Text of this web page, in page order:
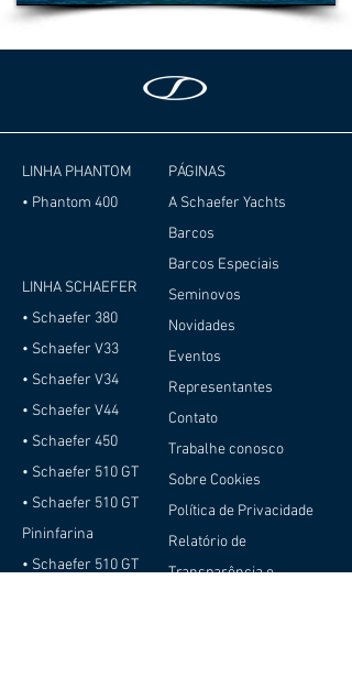
LINHA PHANTOM
• Phantom 400
LINHA SCHAEFER
• Schaefer 380
• Schaefer V33
• Schaefer V34
• Schaefer V44
• Schaefer 450
• Schaefer 510 GT
• Schaefer 510 GT
Pininfarina
• Schaefer 510 GT
PÁGINAS
A Schaefer Yachts
Barcos
Barcos Especiais
Seminovos
Novidades
Eventos
Representantes
Contato
Trabalhe conosco
Sobre Cookies
Política de Privacidade
Relatório de
Transparência e